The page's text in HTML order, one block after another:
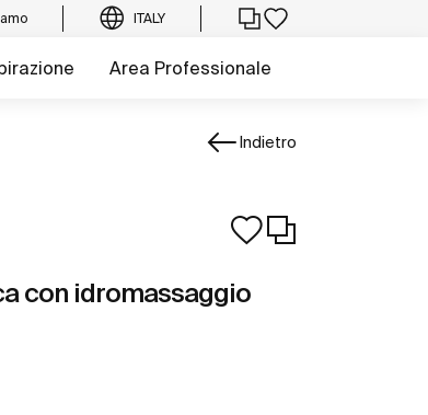
ITALY
Area Professionale
Indietro
con idromassaggio